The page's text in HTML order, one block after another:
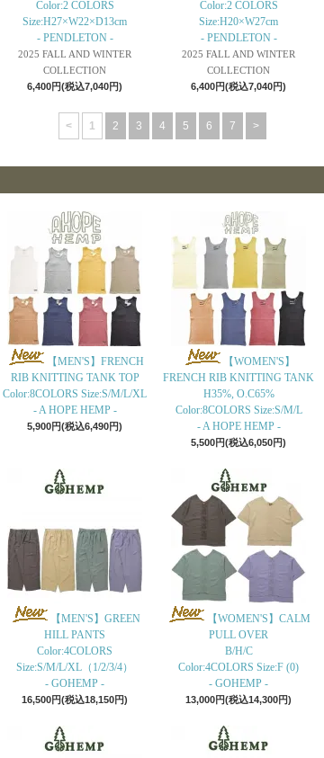
Color:2 COLORS
Size:H27×W22×D13cm
- PENDLETON -
2025 FALL AND WINTER
COLLECTION
6,400円(税込7,040円)
Color:2 COLORS
Size:H20×W27cm
- PENDLETON -
2025 FALL AND WINTER
COLLECTION
6,400円(税込7,040円)
< 1 2 3 4 5 6 7 >
【MEN'S】FRENCH
RIB KNITTING TANK TOP
Color:8COLORS Size:S/M/L/XL
- A HOPE HEMP -
5,900円(税込6,490円)
【WOMEN'S】
FRENCH RIB KNITTING TANK
H35%, O.C65%
Color:8COLORS Size:S/M/L
- A HOPE HEMP -
5,500円(税込6,050円)
【MEN'S】GREEN
HILL PANTS
Color:4COLORS
Size:S/M/L/XL（1/2/3/4）
- GOHEMP -
16,500円(税込18,150円)
【WOMEN'S】CALM
PULL OVER
B/H/C
Color:4COLORS Size:F (0)
- GOHEMP -
13,000円(税込14,300円)